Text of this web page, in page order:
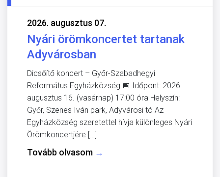
2026. augusztus 07.
Nyári örömkoncertet tartanak
Adyvárosban
Dicsőítő koncert – Győr-Szabadhegyi
Református Egyházközség 📅 Időpont: 2026.
augusztus 16. (vasárnap) 17:00 óra Helyszín:
Győr, Szenes Iván park, Adyvárosi tó Az
Egyházközség szeretettel hívja különleges Nyári
Örömkoncertjére […]
Tovább olvasom →